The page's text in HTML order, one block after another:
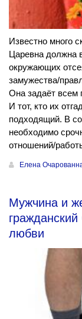
Известно много
Царевна должна
окружающих
замужества/
Она задаёт всем
И тот, кто их
подходящий. В
необходимо
отношений/
Елена
Мужчина и
любви